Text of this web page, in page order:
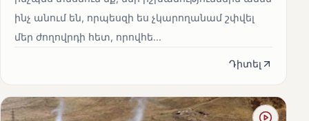
ինչ անում են, որպեսզի ես չկարողանամ շփվել
մեր ժողովրդի հետ, որովհե...
Դիտել